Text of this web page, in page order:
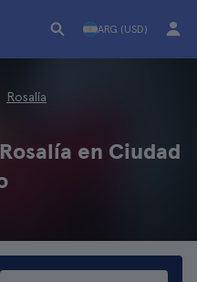
ARG (USD)
Rosalía
en Ciudad